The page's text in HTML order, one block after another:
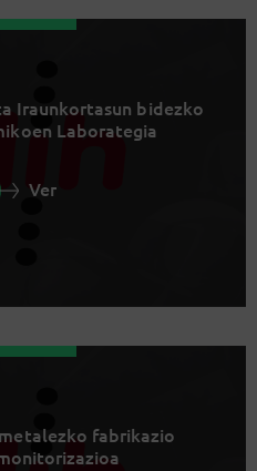
Iraunkortasun bidezko
Laborategia
Ver
fabrikazio